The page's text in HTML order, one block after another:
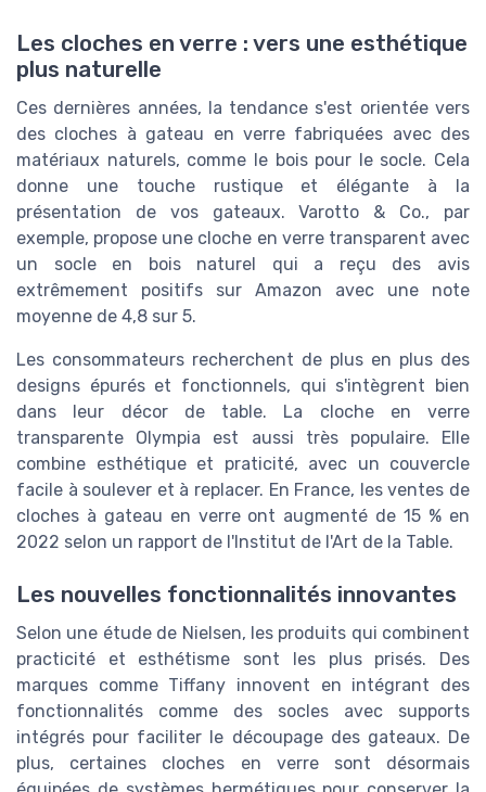
Les cloches en verre : vers une esthétique
plus naturelle
Ces dernières années, la tendance s'est orientée vers
des cloches à gateau en verre fabriquées avec des
matériaux naturels, comme le bois pour le socle. Cela
donne une touche rustique et élégante à la
présentation de vos gateaux. Varotto & Co., par
exemple, propose une cloche en verre transparent avec
un socle en bois naturel qui a reçu des avis
extrêmement positifs sur Amazon avec une note
moyenne de 4,8 sur 5.
Les consommateurs recherchent de plus en plus des
designs épurés et fonctionnels, qui s'intègrent bien
dans leur décor de table. La cloche en verre
transparente Olympia est aussi très populaire. Elle
combine esthétique et praticité, avec un couvercle
facile à soulever et à replacer. En France, les ventes de
cloches à gateau en verre ont augmenté de 15 % en
2022 selon un rapport de l'Institut de l'Art de la Table.
Les nouvelles fonctionnalités innovantes
Selon une étude de Nielsen, les produits qui combinent
practicité et esthétisme sont les plus prisés. Des
marques comme Tiffany innovent en intégrant des
fonctionnalités comme des socles avec supports
intégrés pour faciliter le découpage des gateaux. De
plus, certaines cloches en verre sont désormais